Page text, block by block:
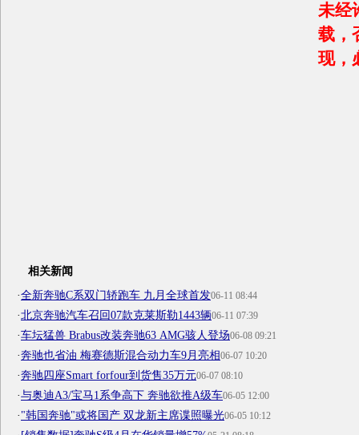
未经
载，
现，
相关新闻
·全新奔驰C系双门轿跑车 九月全球首发06-11 08:44
·北京奔驰汽车召回07款克莱斯勒1443辆06-11 07:39
·车坛猛兽 Brabus改装奔驰63 AMG骇人登场06-08 09:21
·奔驰也省油 梅赛德斯混合动力车9月亮相06-07 10:20
·奔驰四座Smart forfour到货售35万元06-07 08:10
·与奥迪A3/宝马1系争高下 奔驰欲推A级车06-05 12:00
·"韩国奔驰"或将国产 双龙新主席谍照曝光06-05 10:12